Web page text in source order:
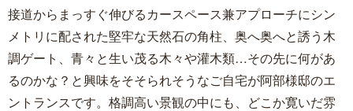
接道からまっすぐ伸びるカースペース兼アプローチにシン
メトリに配された堅牢な天然石の角柱、奥へ奥へと誘う木
調ゲート、青々と生い茂る木々や灌木類…その先に何があ
るのかな？と興味をそそられそうなご自宅が阿部様邸のエ
ントランスです。格調高い景観の中にも、どこか寛いだ雰